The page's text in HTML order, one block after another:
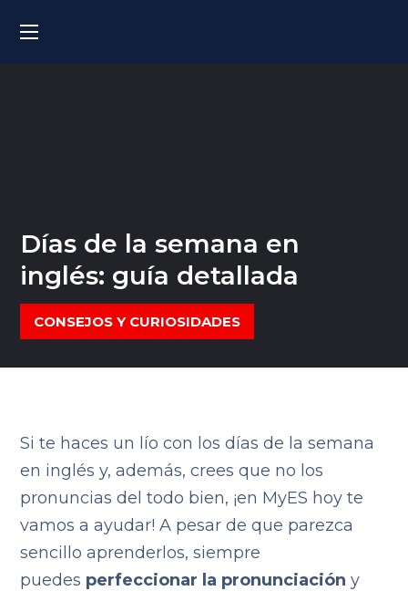
Días de la semana en
inglés: guía detallada
CONSEJOS Y CURIOSIDADES
Si te haces un lío con los días de la semana
en inglés y, además, crees que no los
pronuncias del todo bien, ¡en MyES hoy te
vamos a ayudar! A pesar de que parezca
sencillo aprenderlos, siempre
puedes perfeccionar la pronunciación y